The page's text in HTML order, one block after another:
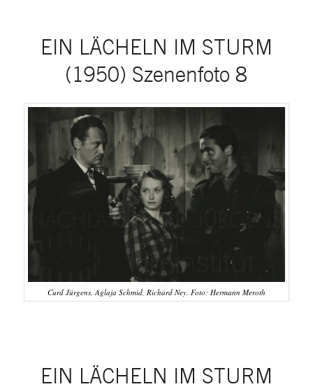
EIN LÄCHELN IM STURM
(1950) Szenenfoto 8
Curd Jürgens, Aglaja Schmid, Richard Ney. Foto: Hermann Meroth
EIN LÄCHELN IM STURM